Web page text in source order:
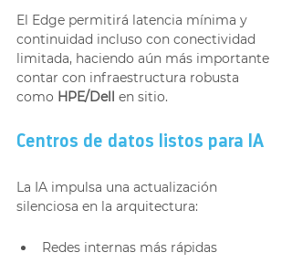
El Edge permitirá latencia mínima y
continuidad incluso con conectividad
limitada, haciendo aún más importante
contar con infraestructura robusta
como HPE/Dell en sitio.
Centros de datos listos para IA
La IA impulsa una actualización
silenciosa en la arquitectura:
Redes internas más rápidas